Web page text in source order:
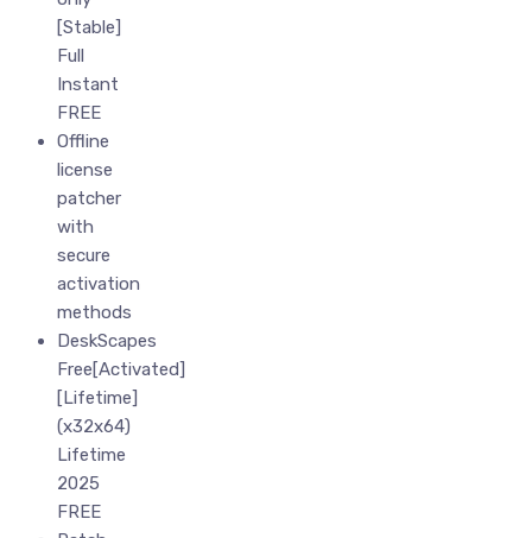
[Stable]
Full
Instant
FREE
Offline
license
patcher
with
secure
activation
methods
DeskScapes
Free[Activated]
[Lifetime]
(x32x64)
Lifetime
2025
FREE